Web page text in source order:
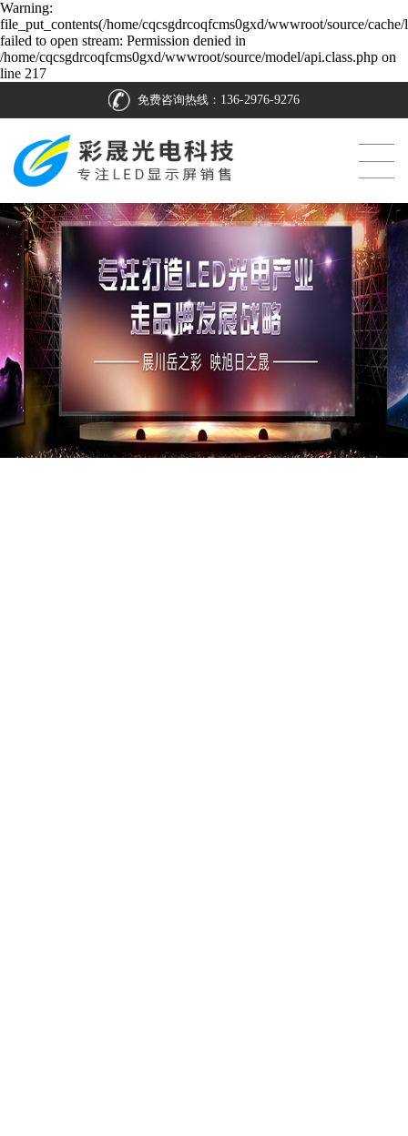
Warning:
file_put_contents(/home/cqcsgdrcoqfcms0gxd/wwwroot/source/cache/
failed to open stream: Permission denied in
/home/cqcsgdrcoqfcms0gxd/wwwroot/source/model/api.class.php on
line 217
免费咨询热线： 136-2976-9276